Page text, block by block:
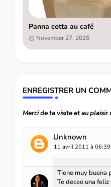
Panna cotta au café
November 27, 2025
ENREGISTRER UN
Merci de ta visite et au
Unknown
11 avril 2011 à 06:39
Tiene muy buena
Te deceo una feliz